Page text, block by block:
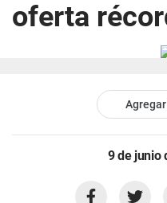
oferta
9 de junio